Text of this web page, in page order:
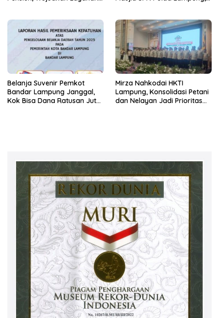
Belanja Suvenir Pemkot
Bandar Lampung Janggal,
Kok Bisa Dana Ratusan Juta
Mirza Nahkodai HKTI
Lampung, Konsolidasi Petani
dan Nelayan Jadi Prioritas